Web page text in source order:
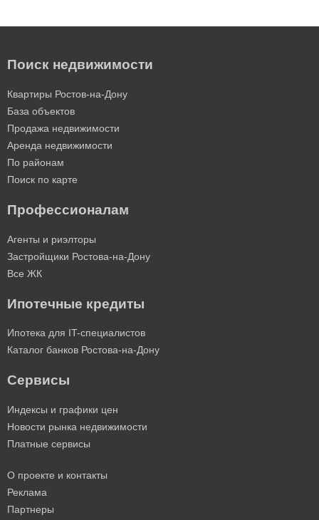
Поиск недвижимости
Квартиры Ростов-на-Дону
База объектов
Продажа недвижимости
Аренда недвижимости
По районам
Поиск по карте
Профессионалам
Агенты и риэлторы
Застройщики Ростова-на-Дону
Все ЖК
Ипотечные кредиты
Ипотека для IT-специалистов
Каталог банков Ростова-на-Дону
Сервисы
Индексы и графики цен
Новости рынка недвижимости
Платные сервисы
О проекте и контакты
Реклама
Партнеры